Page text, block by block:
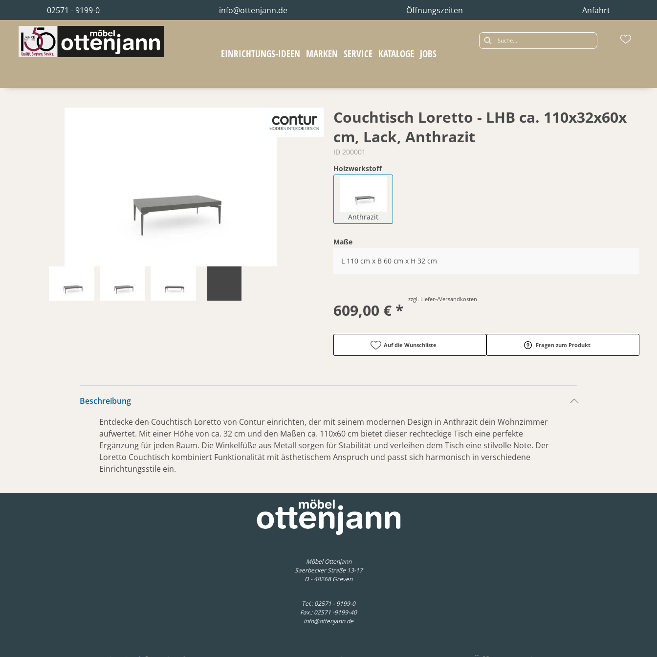
02571 - 9199-0 info@ottenjann.de Öffnungszeiten Anfahrt
EINRICHTUNGS-IDEEN MARKEN SERVICE KATALOGE JOBS
Couchtisch Loretto - LHB ca. 110x32x60x
cm, Lack, Anthrazit
ID 200001
Holzwerkstoff
Anthrazit
Maße
L 110 cm x B 60 cm x H 32 cm
609,00 € *
zzgl. Liefer-/Versandkosten
Auf die Wunschliste Fragen zum Produkt
Beschreibung
Entdecke den Couchtisch Loretto von Contur einrichten, der mit seinem modernen Design in Anthrazit dein Wohnzimmer
aufwertet. Mit einer Höhe von ca. 32 cm und den Maßen ca. 110x60 cm bietet dieser rechteckige Tisch eine perfekte
Ergänzung für jeden Raum. Die Winkelfüße aus Metall sorgen für Stabilität und verleihen dem Tisch eine stilvolle Note. Der
Loretto Couchtisch kombiniert Funktionalität mit ästhetischem Anspruch und passt sich harmonisch in verschiedene
Einrichtungsstile ein.
Möbel Ottenjann
Saerbecker Straße 13-17
D - 48268 Greven
Tel.:02571 - 9199-0
Fax.: 02571 -9199-40
info@ottenjann.de